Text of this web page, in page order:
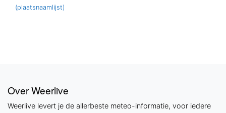
(plaatsnaamlijst)
Over Weerlive
Weerlive levert je de allerbeste meteo-informatie, voor iedere